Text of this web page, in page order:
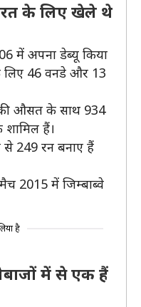
के लिए खेले थे
में अपना डेब्यू किया
46 वनडे और 13
की औसत के साथ 934
हैं।
249 रन बनाए हैं
2015 में जिम्बाब्वे
है
में से एक हैं